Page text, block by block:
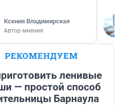
Ксения Владимирская
Автор мнения
РЕКОМЕНДУЕМ
ленивые
— простой способ
Барнаула